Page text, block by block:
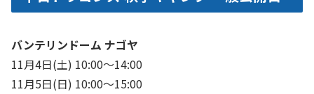
バンテリンドーム ナゴヤ
11月4日(土) 10:00～14:00
11月5日(日) 10:00～15:00